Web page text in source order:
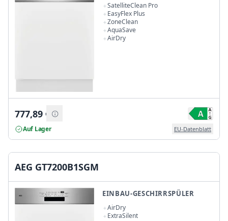
SatelliteClean Pro
EasyFlex Plus
ZoneClean
AquaSave
AirDry
777,89 €
Auf Lager EU-Datenblatt
AEG GT7200B1SGM
EINBAU-GESCHIRRSPÜLER
AirDry
ExtraSilent